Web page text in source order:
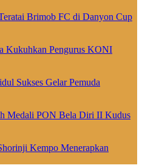
Brimob FC di Danyon Cup
Kukuhkan Pengurus KONI
Sukses Gelar Pemuda
Medali PON Bela Diri II Kudus
Kempo Menerapkan